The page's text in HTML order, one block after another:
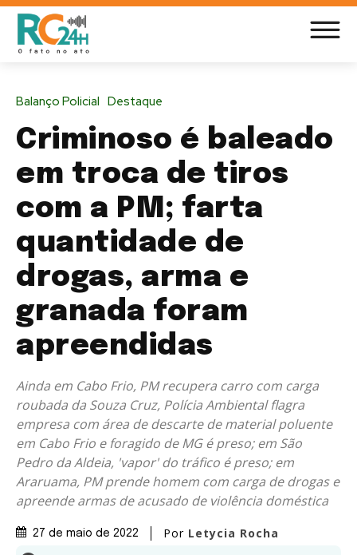
Balanço Policial Destaque
Criminoso é baleado
em troca de tiros
com a PM; farta
quantidade de
drogas, arma e
granada foram
apreendidas
Ainda em Cabo Frio, PM recupera carro com carga
roubada da Souza Cruz, Polícia Ambiental flagra
empresa com área de descarte de material poluente
em Cabo Frio e foragido de MG é preso; em São
Pedro da Aldeia, 'vapor' do tráfico é preso; em
Araruama, PM prende homem com carga de drogas e
apreende armas de acusado de violência doméstica
27 de maio de 2022 Por Letycia Rocha